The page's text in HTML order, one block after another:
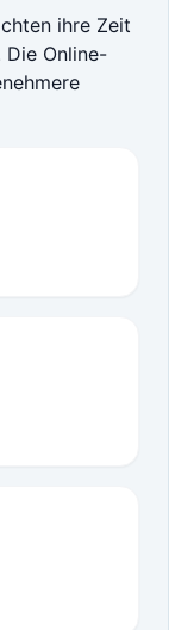
ihre Zeit
Online-